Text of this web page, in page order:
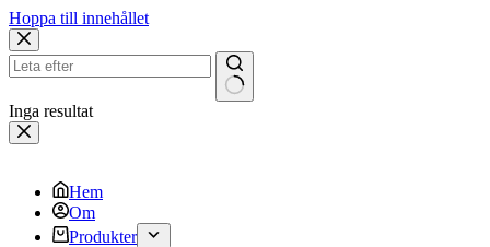
Hoppa till innehållet
Inga resultat
Hem
Om
Produkter